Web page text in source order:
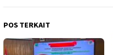
POS TERKAIT